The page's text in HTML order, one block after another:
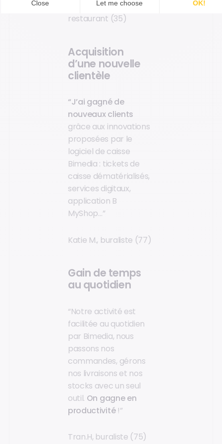
Aurélie B., bar-tabac-
restaurant (35)
Acquisition
d’une nouvelle
clientèle
“J’ai gagné de
nouveaux clients
grâce aux innovations
proposées par le
logiciel de caisse
Bimedia : tickets de
caisse dématérialisés,
services digitaux,
application B
MyShop…”
Katie M., buraliste (77)
Gain de temps
au quotidien
“Notre activité est
facilitée au quotidien
par Bimedia, nous
passons nos
commandes, gérons
nos livraisons et nos
stocks avec un seul
outil. On gagne en
productivité!”
Tran.H, buraliste (75)